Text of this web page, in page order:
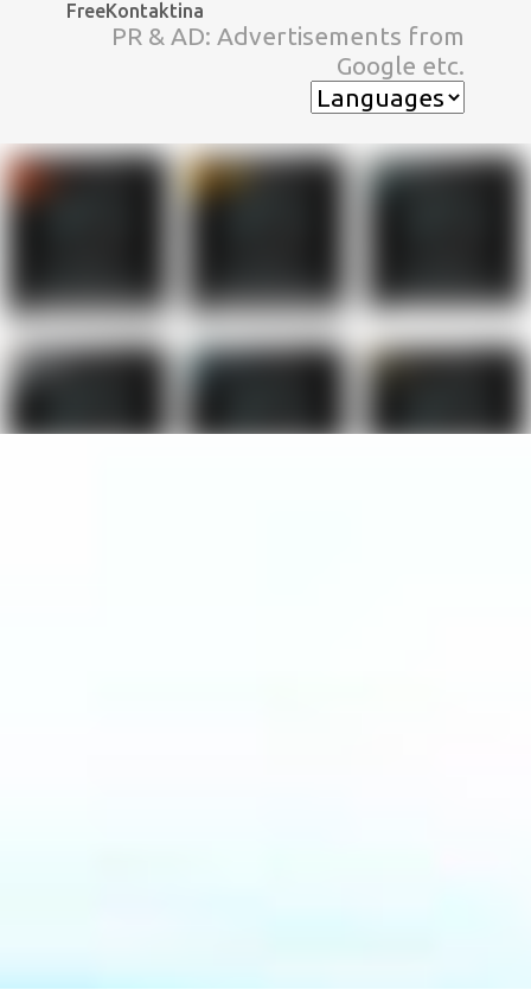
スキップしてメイン コンテンツに移動
FreeKontaktina
PR & AD: Advertisements from
Google etc.